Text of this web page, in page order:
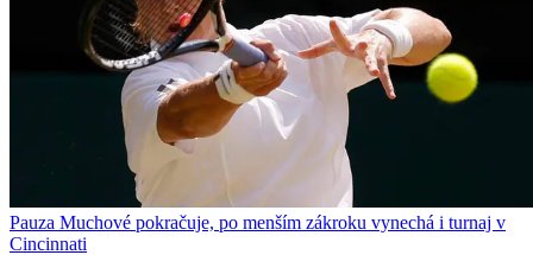
Pauza Muchové pokračuje, po menším zákroku vynechá i turnaj v
Cincinnati